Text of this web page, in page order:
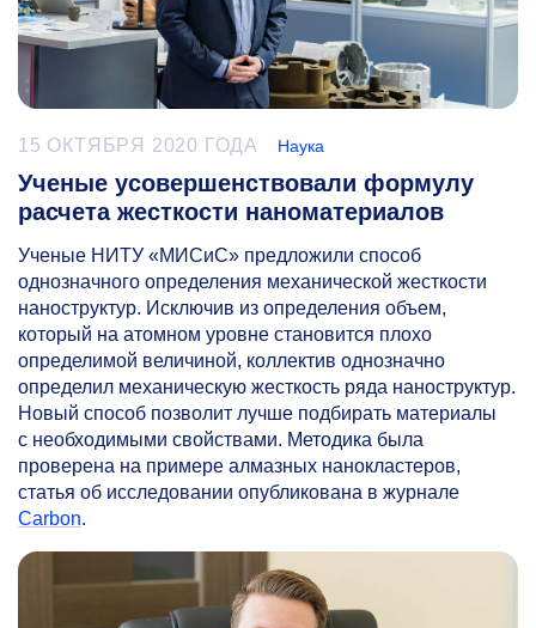
15 ОКТЯБРЯ 2020 ГОДА Наука
Ученые усовершенствовали формулу
расчета жесткости наноматериалов
Ученые НИТУ «МИСиС» предложили способ
однозначного определения механической жесткости
наноструктур. Исключив из определения объем,
который на атомном уровне становится плохо
определимой величиной, коллектив однозначно
определил механическую жесткость ряда наноструктур.
Новый способ позволит лучше подбирать материалы
с необходимыми свойствами. Методика была
проверена на примере алмазных нанокластеров,
статья об исследовании опубликована в журнале
Carbon.